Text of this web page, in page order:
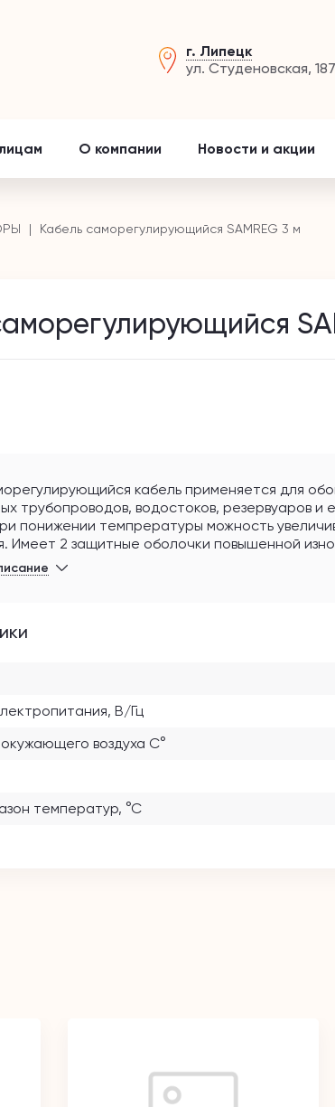
г. Липецк
ул. Студеновская,
О компании Новости и акции
Кабель саморегулирующийся SAMREG 3 м
кабель применяется для
трубопроводов, водостоков, резервуаров и
понижении темпрературы можность
Имеет 2 защитные оболочки повышенной
лучей. Может быть отрезан нужной
не трескается и не ломается при монтаже.
В/Гц
воздуха С°
температур, °С